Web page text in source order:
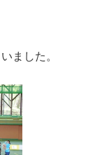
ました。